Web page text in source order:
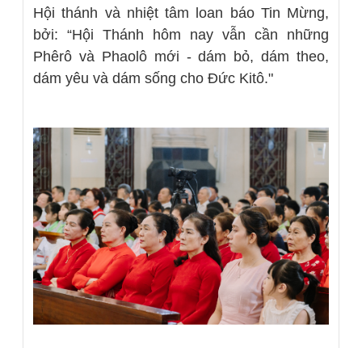
Hội thánh và nhiệt tâm loan báo Tin Mừng,
bởi: “Hội Thánh hôm nay vẫn cần những
Phêrô và Phaolô mới - dám bỏ, dám theo,
dám yêu và dám sống cho Đức Kitô."